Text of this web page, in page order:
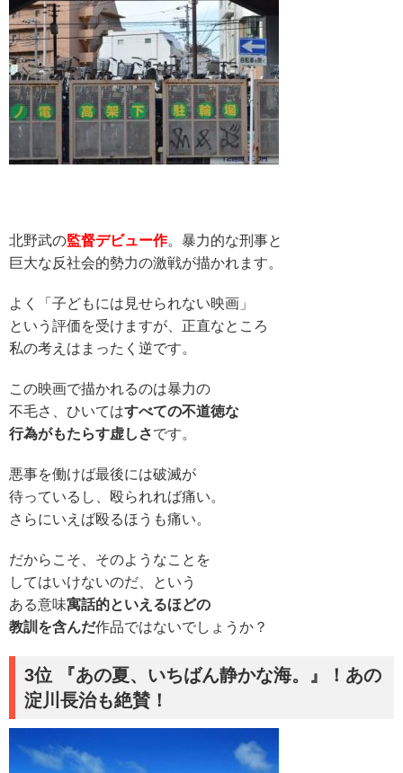
北野武の監督デビュー作。暴力的な刑事と
巨大な反社会的勢力の激戦が描かれます。
よく「子どもには見せられない映画」
という評価を受けますが、正直なところ
私の考えはまったく逆です。
この映画で描かれるのは暴力の
不毛さ、ひいてはすべての不道徳な
行為がもたらす虚しさです。
悪事を働けば最後には破滅が
待っているし、殴られれば痛い。
さらにいえば殴るほうも痛い。
だからこそ、そのようなことを
してはいけないのだ、という
ある意味寓話的といえるほどの
教訓を含んだ作品ではないでしょうか？
3位 『あの夏、いちばん静かな海。』！あの
淀川長治も絶賛！